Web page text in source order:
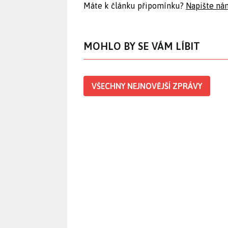
Máte k článku připomínku? Napište
MOHLO BY SE VÁM LÍBIT
VŠECHNY NEJNOVĚJŠÍ ZPRÁVY